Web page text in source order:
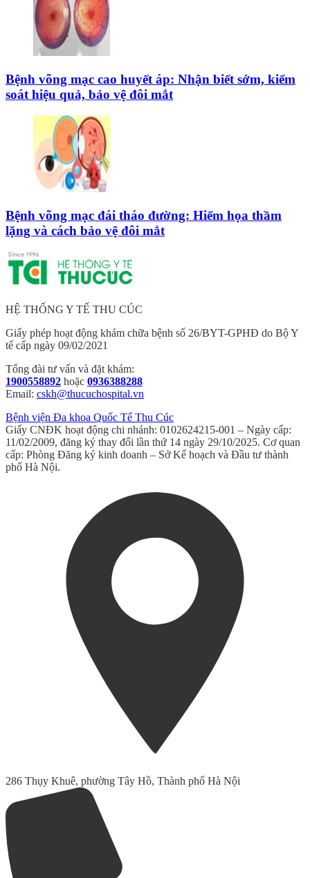
Bệnh võng mạc cao huyết áp: Nhận biết sớm, kiểm
soát hiệu quả, bảo vệ đôi mắt
Bệnh võng mạc đái tháo đường: Hiểm họa thầm
lặng và cách bảo vệ đôi mắt
HỆ THỐNG Y TẾ THU CÚC
Giấy phép hoạt động khám chữa bệnh số 26/BYT-GPHĐ do Bộ Y
tế cấp ngày 09/02/2021
Tổng đài tư vấn và đặt khám:
1900558892 hoặc 0936388288
Email: cskh@thucuchospital.vn
Bệnh viện Đa khoa Quốc Tế Thu Cúc
Giấy CNĐK hoạt động chi nhánh: 0102624215-001 – Ngày cấp:
11/02/2009, đăng ký thay đổi lần thứ 14 ngày 29/10/2025. Cơ quan
cấp: Phòng Đăng ký kinh doanh – Sở Kế hoạch và Đầu tư thành
phố Hà Nội.
286 Thụy Khuê, phường Tây Hồ, Thành phố Hà Nội